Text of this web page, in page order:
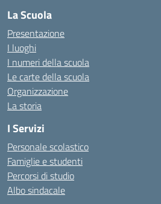
La Scuola
Presentazione
I luoghi
I numeri della scuola
Le carte della scuola
Organizzazione
La storia
I Servizi
Personale scolastico
Famiglie e studenti
Percorsi di studio
Albo sindacale